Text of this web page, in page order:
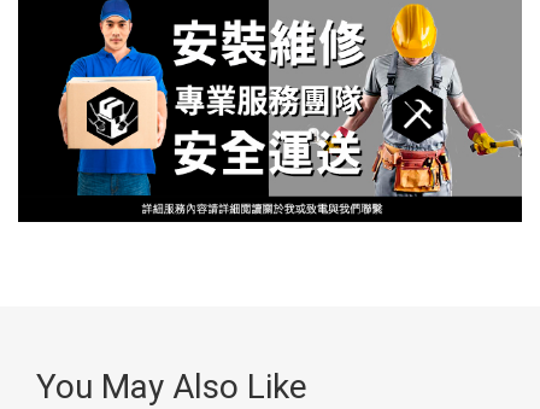
You May Also Like